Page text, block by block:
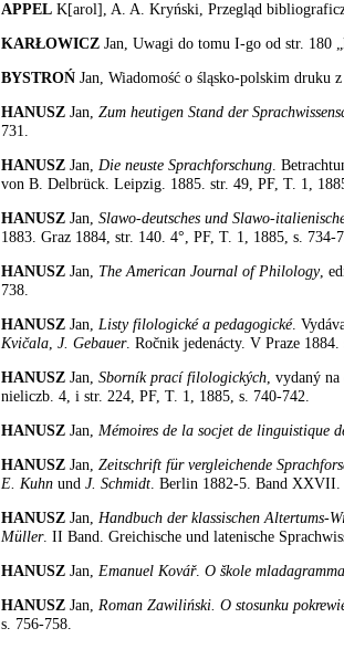
APPEL K[arol], A. A. Kryński, Przegląd
KARŁOWICZ Jan, Uwagi do tomu I-go od str. 180
BYSTROŃ Jan, Wiadomość o śląsko-polskim druku
HANUSZ Jan, Zum heutigen Stand der
731.
HANUSZ Jan, Die neuste Sprachforschung.
von B. Delbrück. Leipzig. 1885. str. 49, PF, T. 1,
HANUSZ Jan, Slawo-deutsches und Slawo-
1883. Graz 1884, str. 140. 4°, PF, T. 1, 1885, s. 734-
HANUSZ Jan, The American Journal of Philology,
738.
HANUSZ Jan, Listy filologické a pedagogické.
Kvičala, J. Gebauer. Ročnik jedenácty. V Praze
HANUSZ Jan, Sborník prací filologických, vydaný
nieliczb. 4, i str. 224, PF, T. 1, 1885, s. 740-742.
HANUSZ Jan, Mémoires de la socjet de linguistique
HANUSZ Jan, Zeitschrift für vergleichende
E. Kuhn und J. Schmidt. Berlin 1882-5. Band XXVII.
HANUSZ Jan, Handbuch der klassischen Altertums-
Müller. II Band. Greichische und latenische
HANUSZ Jan, Emanuel Kovář. O škole
HANUSZ Jan, Roman Zawiliński. O stosunku
s. 756-758.